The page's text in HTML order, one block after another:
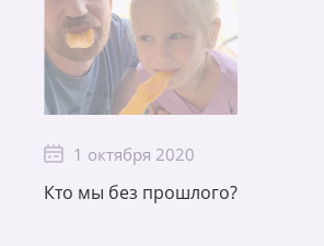
1 октября 2020
Кто мы без прошлого?